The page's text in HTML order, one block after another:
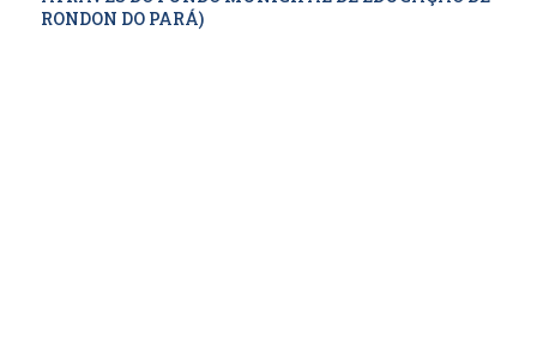
RONDON DO PARÁ)